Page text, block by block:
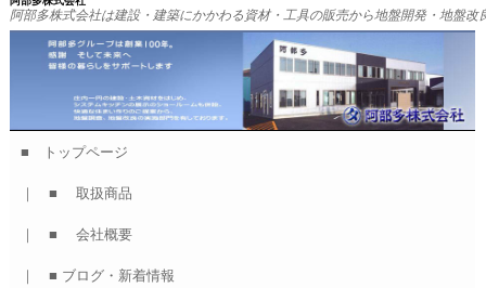
阿部多株式会社は建設・建築にかかわる資材・工具の販売から地盤開発・地盤
コ
ン
テ
ン
■ トップページ
｜ ■ 取扱商品
｜ ■ 会社概要
｜ ■ ブログ・新着情報